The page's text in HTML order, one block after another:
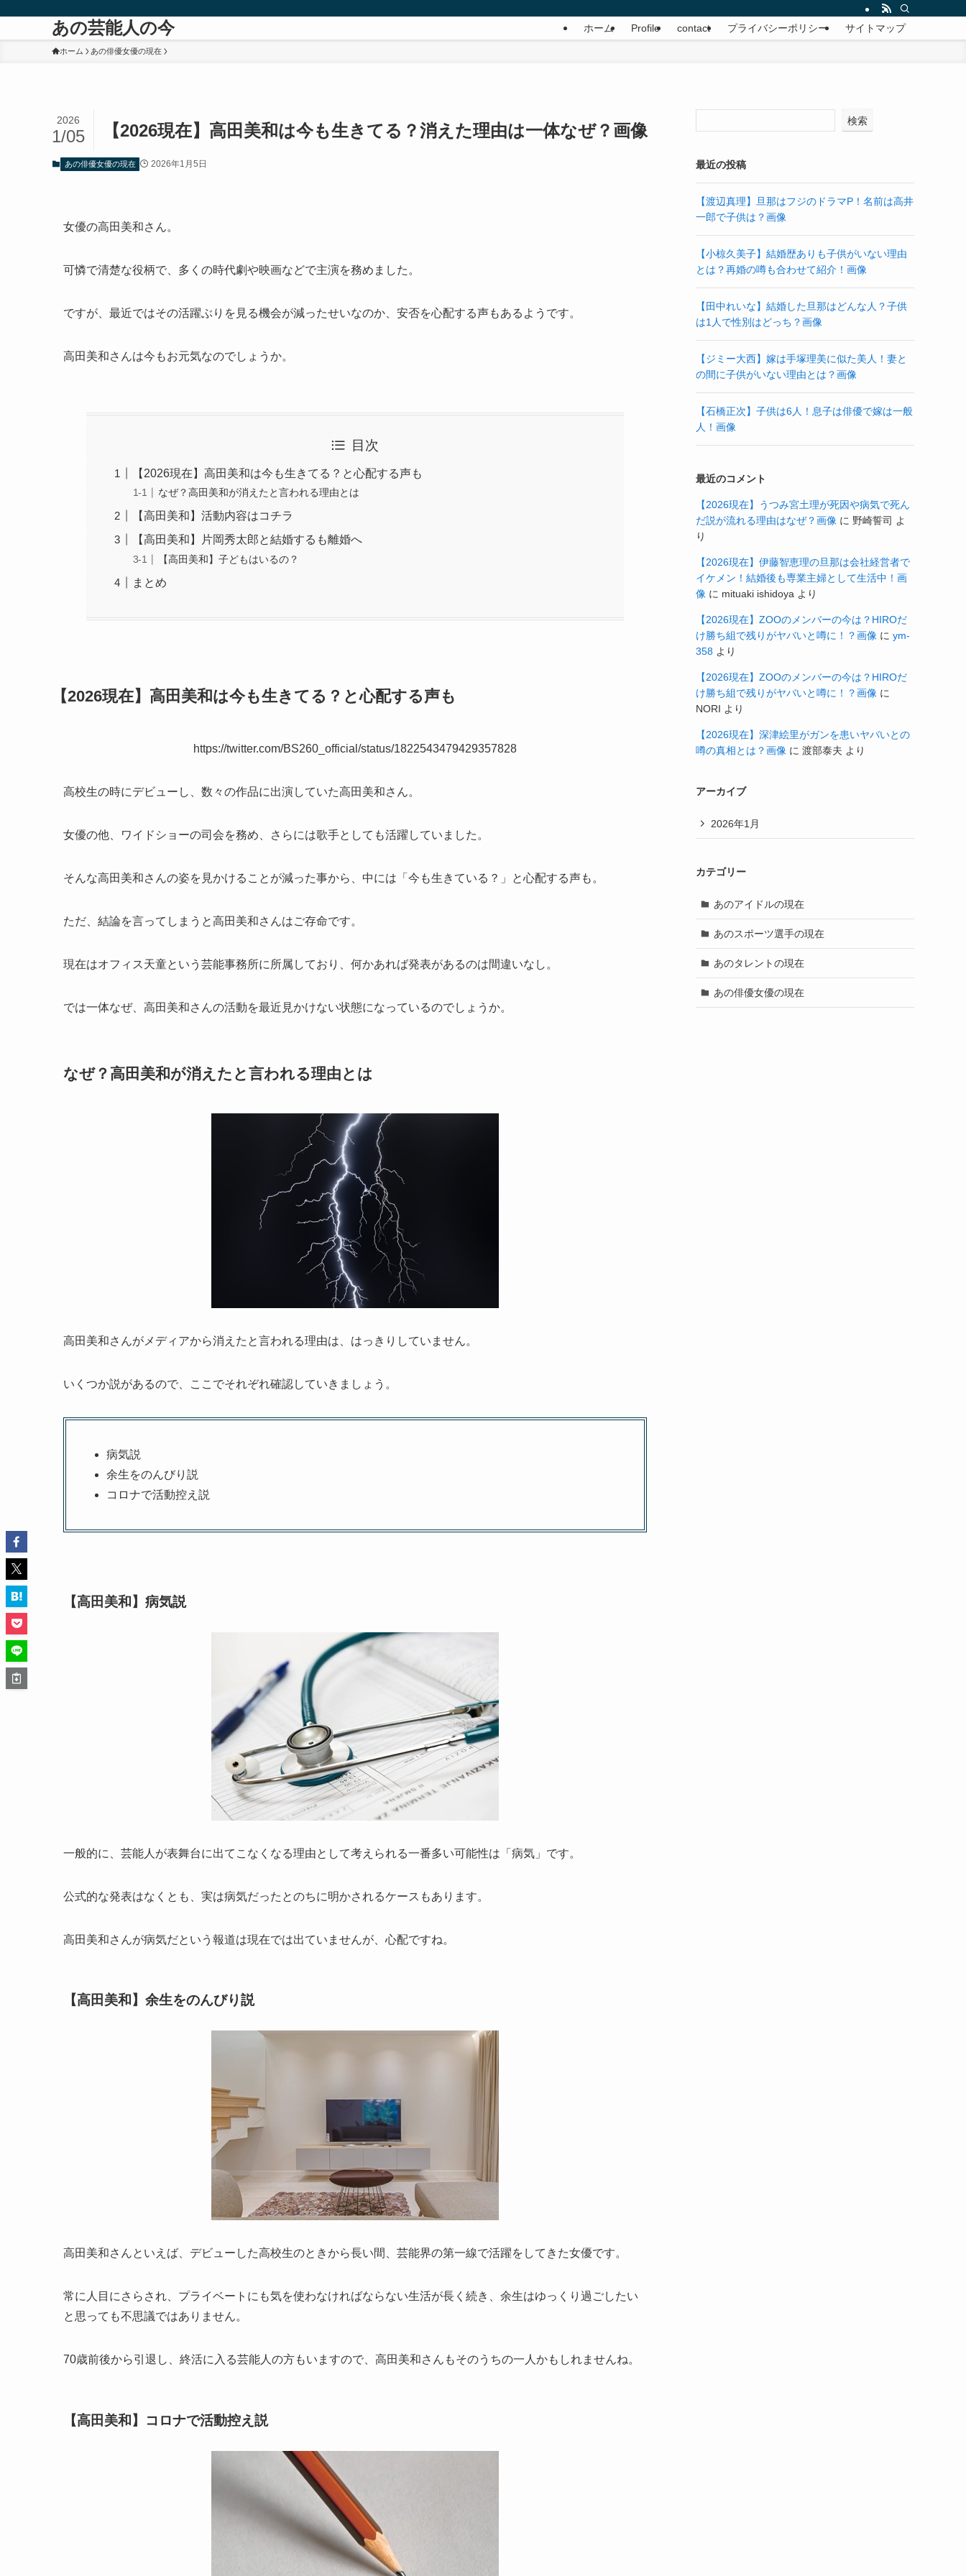
あの芸能人の今 ホーム Profile contact プライバシーポリシー サイトマップ
ホーム あの俳優女優の現在
【2026現在】高田美和は今も生きてる？消えた理由は一体なぜ？画像
2026
1/05
あの俳優女優の現在 2026年1月5日
女優の高田美和さん。
可憐で清楚な役柄で、多くの時代劇や映画などで主演を務めました。
ですが、最近ではその活躍ぶりを見る機会が減ったせいなのか、安否を心配する声もあるようです。
高田美和さんは今もお元気なのでしょうか。
目次
【2026現在】高田美和は今も生きてる？と心配する声も
なぜ？高田美和が消えたと言われる理由とは
【高田美和】活動内容はコチラ
【高田美和】片岡秀太郎と結婚するも離婚へ
【高田美和】子どもはいるの？
まとめ
【2026現在】高田美和は今も生きてる？と心配する声も
https://twitter.com/BS260_official/status/1822543479429357828
高校生の時にデビューし、数々の作品に出演していた高田美和さん。
女優の他、ワイドショーの司会を務め、さらには歌手としても活躍していました。
そんな高田美和さんの姿を見かけることが減った事から、中には「今も生きている？」と心配する声も。
ただ、結論を言ってしまうと高田美和さんはご存命です。
現在はオフィス天童という芸能事務所に所属しており、何かあれば発表があるのは間違いなし。
では一体なぜ、高田美和さんの活動を最近見かけない状態になっているのでしょうか。
なぜ？高田美和が消えたと言われる理由とは
高田美和さんがメディアから消えたと言われる理由は、はっきりしていません。
いくつか説があるので、ここでそれぞれ確認していきましょう。
病気説
余生をのんびり説
コロナで活動控え説
【高田美和】病気説
一般的に、芸能人が表舞台に出てこなくなる理由として考えられる一番多い可能性は「病気」です。
公式的な発表はなくとも、実は病気だったとのちに明かされるケースもあります。
高田美和さんが病気だという報道は現在では出ていませんが、心配ですね。
【高田美和】余生をのんびり説
高田美和さんといえば、デビューした高校生のときから長い間、芸能界の第一線で活躍をしてきた女優です。
常に人目にさらされ、プライベートにも気を使わなければならない生活が長く続き、余生はゆっくり過ごしたい
と思っても不思議ではありません。
70歳前後から引退し、終活に入る芸能人の方もいますので、高田美和さんもそのうちの一人かもしれませんね。
【高田美和】コロナで活動控え説
検索
最近の投稿
【渡辺真理】旦那はフジのドラマP！名前は高井
一郎で子供は？画像
【小椋久美子】結婚歴ありも子供がいない理由
とは？再婚の噂も合わせて紹介！画像
【田中れいな】結婚した旦那はどんな人？子供
は1人で性別はどっち？画像
【ジミー大西】嫁は手塚理美に似た美人！妻と
の間に子供がいない理由とは？画像
【石橋正次】子供は6人！息子は俳優で嫁は一般
人！画像
最近のコメント
【2026現在】うつみ宮土理が死因や病気で死ん
だ説が流れる理由はなぜ？画像 に 野崎誓司 よ
り
【2026現在】伊藤智恵理の旦那は会社経営者で
イケメン！結婚後も専業主婦として生活中！画
像 に mituaki ishidoya より
【2026現在】ZOOのメンバーの今は？HIROだ
け勝ち組で残りがヤバいと噂に！？画像 に ym-
358 より
【2026現在】ZOOのメンバーの今は？HIROだ
け勝ち組で残りがヤバいと噂に！？画像 に
NORI より
【2026現在】深津絵里がガンを患いヤバいとの
噂の真相とは？画像 に 渡部泰夫 より
アーカイブ
2026年1月
カテゴリー
あのアイドルの現在
あのスポーツ選手の現在
あのタレントの現在
あの俳優女優の現在